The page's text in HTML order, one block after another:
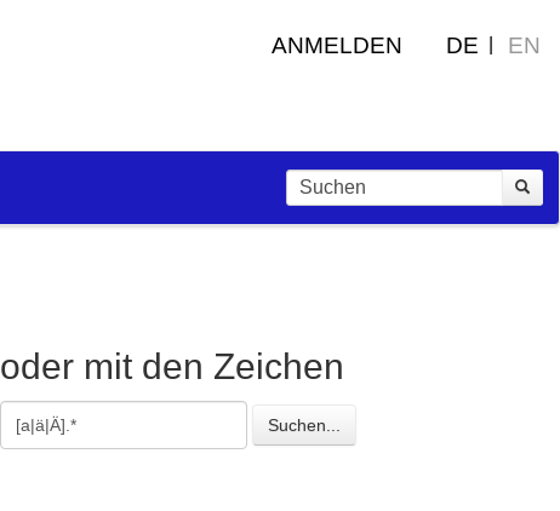
ANMELDEN DE EN
oder mit den Zeichen
Gesuchte
Zeichen
Suchen...